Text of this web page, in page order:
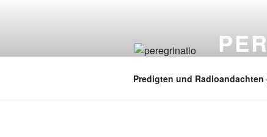
Predigten und Radioandachten